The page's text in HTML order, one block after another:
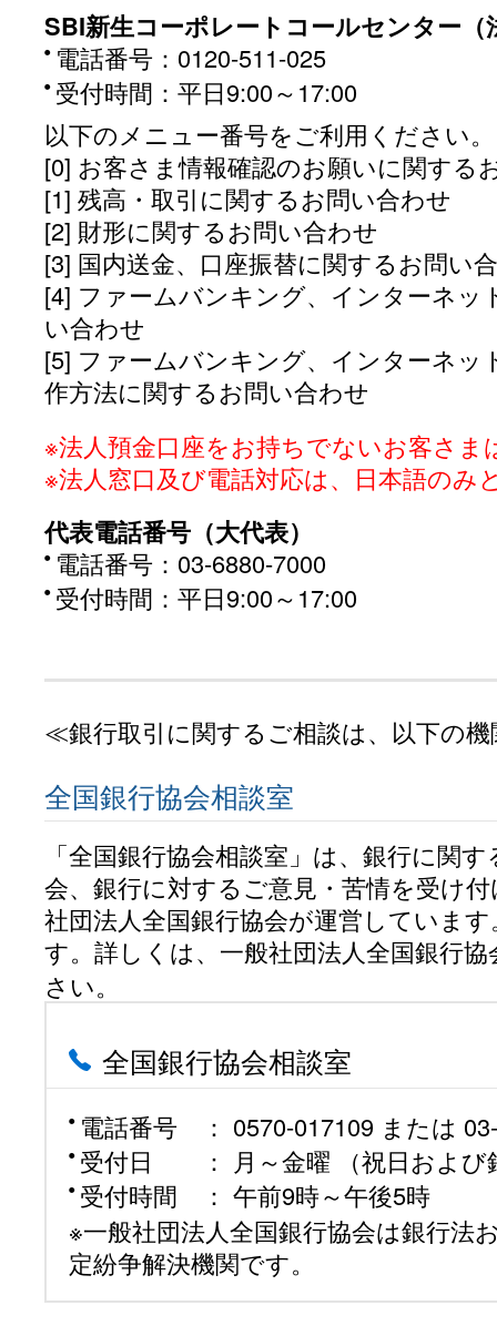
SBI新生コーポレートコールセンター（
電話番号：0120-511-025
受付時間：平日9:00～17:00
以下のメニュー番号をご利用ください。
[0] お客さま情報確認のお願いに関する
[1] 残高・取引に関するお問い合わせ
[2] 財形に関するお問い合わせ
[3] 国内送金、口座振替に関するお問い
[4] ファームバンキング、インターネッ
い合わせ
[5] ファームバンキング、インターネッ
作方法に関するお問い合わせ
※法人預金口座をお持ちでないお客さま
※法人窓口及び電話対応は、日本語のみ
代表電話番号（大代表）
電話番号：03-6880-7000
受付時間：平日9:00～17:00
≪銀行取引に関するご相談は、以下の
全国銀行協会相談室
「全国銀行協会相談室」は、銀行に関
会、銀行に対するご意見・苦情を受け
社団法人全国銀行協会が運営していま
す。詳しくは、一般社団法人全国銀行協
さい。
全国銀行協会相談室
電話番号 ： 0570-017109 または
受付日 ： 月～金曜 （祝日および
受付時間 ： 午前9時～午後5時
※一般社団法人全国銀行協会は銀行法
定紛争解決機関です。